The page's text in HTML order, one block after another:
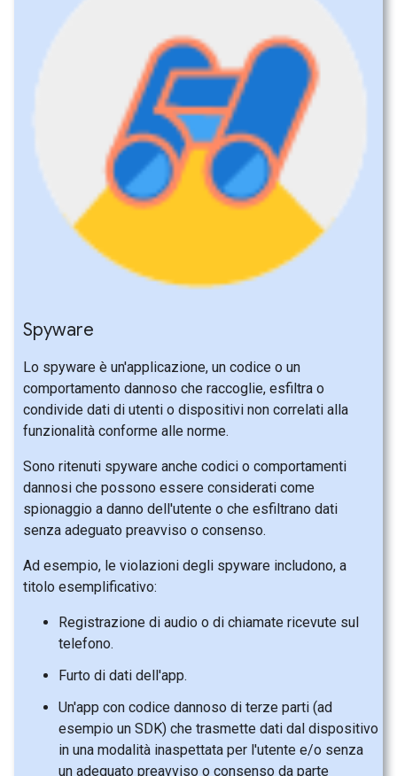
Spyware
Lo spyware è un'applicazione, un codice o un
comportamento dannoso che raccoglie, esfiltra o
condivide dati di utenti o dispositivi non correlati alla
funzionalità conforme alle norme.
Sono ritenuti spyware anche codici o comportamenti
dannosi che possono essere considerati come
spionaggio a danno dell'utente o che esfiltrano dati
senza adeguato preavviso o consenso.
Ad esempio, le violazioni degli spyware includono, a
titolo esemplificativo:
Registrazione di audio o di chiamate ricevute sul
telefono.
Furto di dati dell'app.
Un'app con codice dannoso di terze parti (ad
esempio un SDK) che trasmette dati dal dispositivo
in una modalità inaspettata per l'utente e/o senza
un adeguato preavviso o consenso da parte